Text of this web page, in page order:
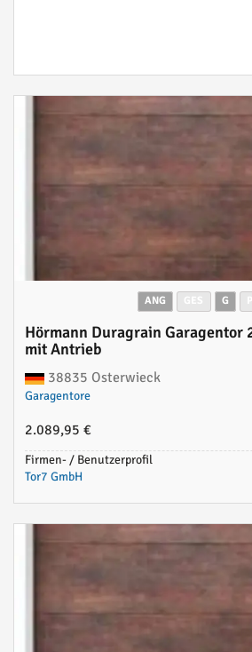
ANG G
Hörmann Duragrain Garagentor
mit Antrieb
38835 Osterwieck
Garagentore
2.089,95 €
Firmen- / Benutzerprofil
Tor7 GmbH